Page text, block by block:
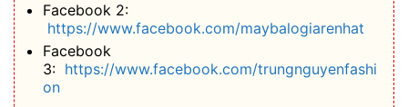
Facebook 2:
https://www.facebook.com/maybalogiarenhat
Facebook
3: https://www.facebook.com/trungnguyenfashi
on